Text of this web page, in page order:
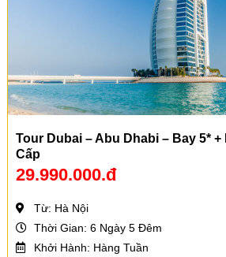
Tour Dubai – Abu Dhabi – Bay 5*
Cấp
29.990.000.đ
Từ: Hà Nội
Thời Gian: 6 Ngày 5 Đêm
Khởi Hành: Hàng Tuần